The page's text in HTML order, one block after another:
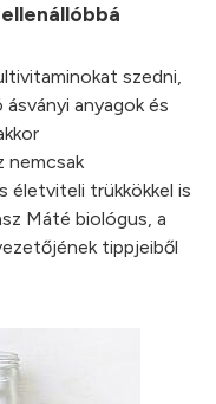
szedni,
anyagok és
nemcsak
életviteli trükkökkel is
Máté biológus, a
tippjeiből